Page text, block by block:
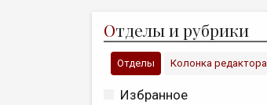
Отделы и рубрики
Отделы Колонка редактора
Избранное